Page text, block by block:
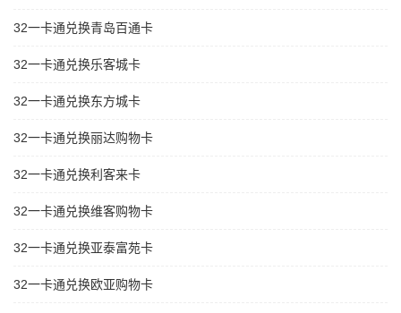
32一卡通兑换青岛百通卡
32一卡通兑换乐客城卡
32一卡通兑换东方城卡
32一卡通兑换丽达购物卡
32一卡通兑换利客来卡
32一卡通兑换维客购物卡
32一卡通兑换亚泰富苑卡
32一卡通兑换欧亚购物卡